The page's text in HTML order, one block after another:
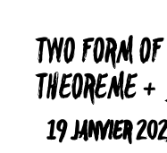
TWO FORM
19 JANVIER